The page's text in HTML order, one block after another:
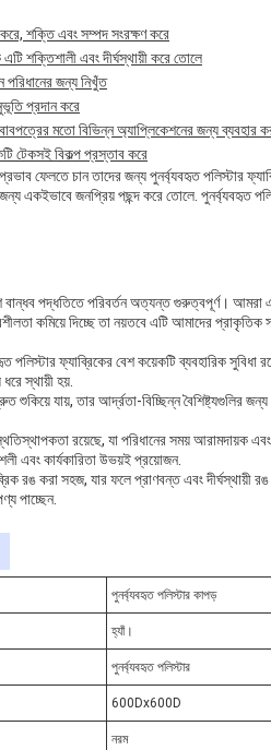
শক্তি এবং সম্পদ সংরক্ষণ করে
শক্তিশালী এবং দীর্ঘস্থায়ী করে তোলে
পরিধানের জন্য নিখুঁত
প্রদান করে
মতো বিভিন্ন অ্যাপ্লিকেশনের জন্য ব্যবহার
টেকসই বিকল্প প্রস্তাব করে
ফেলতে চান তাদের জন্য পুনর্ব্যবহৃত পলিস্টার
একইভাবে জনপ্রিয় পছন্দ করে তোলে. পুনর্ব্যবহৃত
বান্ধব পদ্ধতিতে পরিবর্তন অত্যন্ত গুরুত্বপূর্ণ। আমরা
কমিয়ে দিচ্ছে তা নয়তবে এটি আমাদের
পলিস্টার ফ্যাব্রিকের বেশ কয়েকটি ব্যবহারিক
স্থায়ী হয়.
শুকিয়ে যায়, তার আর্দ্রতা-বিচ্ছিন্ন বৈশিষ্ট্যগুলির
রয়েছে, যা পরিধানের সময় আরামদায়ক
এবং কার্যকারিতা উভয়ই প্রয়োজন.
রঙ করা সহজ, যার ফলে প্রাণবন্ত এবং দীর্ঘস্থায়ী
পাচ্ছেন.
পুনর্ব্যবহৃত পলিস্টার কাপড়
হ্যাঁ।
পুনর্ব্যবহৃত পলিস্টার
600Dx600D
নরম